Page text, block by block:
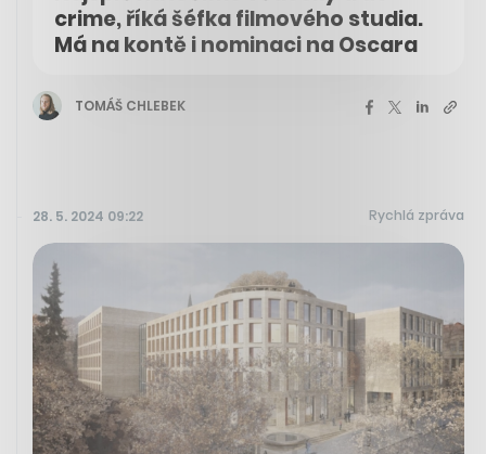
crime, říká šéfka filmového studia.
Má na kontě i nominaci na Oscara
TOMÁŠ CHLEBEK
28. 5. 2024 09:22 Rychlá zpráva